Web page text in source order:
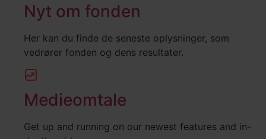
Nyt om fonden
Her kan du finde de seneste oplysninger, som
vedrører fonden og dens resultater.
Medieomtale
Get up and running on our newest features and in-